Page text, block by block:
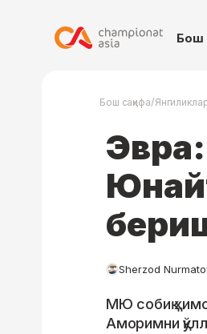
Бош
Бош саҳифа/
Sherzod
МЮ собиқ
Аморимни